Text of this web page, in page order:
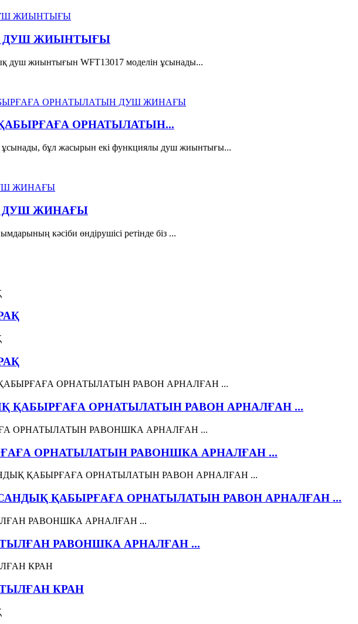
ДУШ ЖИЫНТЫҒЫ
душ жиынтығын WFT13017 моделін ұсынады...
ОРНАТЫЛАТЫН...
ұсынады, бұл жасырын екі функциялы душ жиынтығы...
ДУШ ЖИНАҒЫ
кәсіби өндірушісі ретінде біз ...
ҚАБЫРҒАҒА ОРНАТЫЛАТЫН РАВОН АРНАЛҒАН ...
ОРНАТЫЛАТЫН РАВОНШКА АРНАЛҒАН ...
ҚАБЫРҒАҒА ОРНАТЫЛАТЫН РАВОН АРНАЛҒАН ...
РАВОНШКА АРНАЛҒАН ...
КРАН